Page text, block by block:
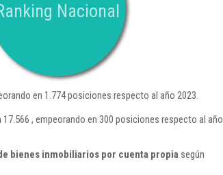
Nacional
en 1.774 posiciones respecto al año 2023.
, empeorando en 300 posiciones respecto al año
bienes inmobiliarios por cuenta propiasegún